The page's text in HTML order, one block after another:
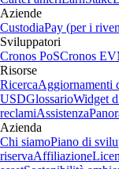
Aziende
CustodiaPay (per i
Sviluppatori
Cronos PoSCronos
Risorse
RicercaAggiornamenti
USDGlossarioWidget
reclamiAssistenza
Azienda
Chi siamoPiano di
riservaAffiliazione